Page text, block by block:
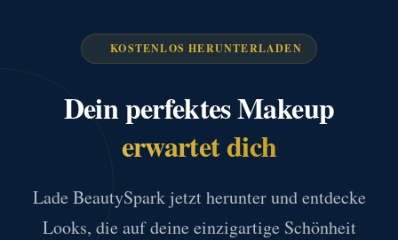
KOSTENLOS HERUNTERLADEN
Dein perfektes Makeup
erwartet dich
Lade BeautySpark jetzt herunter und entdecke
Looks, die auf deine einzigartige Schönheit